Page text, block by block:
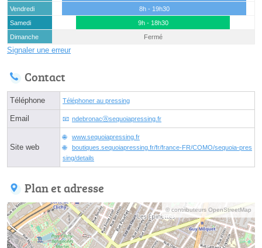
Vendredi
8h - 19h30
Samedi
9h - 18h30
Dimanche
Fermé
Signaler une erreur
Contact
Téléphone Téléphoner au pressing
Email ndebronacⓐsequoiapressing.fr
Site web
www.sequoiapressing.fr
boutiques.sequoiapressing.fr/fr/france-FR/COMO/sequoia-pres
sing/details
Plan et adresse
© contributeurs OpenStreetMap